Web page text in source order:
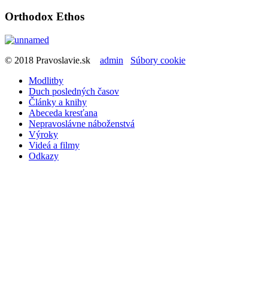
Orthodox Ethos
© 2018 Pravoslavie.sk admin
Súbory cookie
Modlitby
Duch posledných časov
Články a knihy
Abeceda kresťana
Nepravoslávne náboženstvá
Výroky
Videá a filmy
Odkazy